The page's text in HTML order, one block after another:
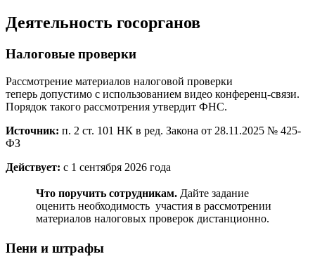
Деятельность госорганов
Налоговые проверки
Рассмотрение материалов налоговой проверки
теперь допустимо с использованием видео конференц-связи.
Порядок такого рассмотрения утвердит ФНС.
Источник: п. 2 ст. 101 НК в ред. Закона от 28.11.2025 № 425-
ФЗ
Действует: с 1 сентября 2026 года
Что поручить сотрудникам. Дайте задание
оценить необходимость участия в рассмотрении
материалов налоговых проверок дистанционно.
Пени и штрафы